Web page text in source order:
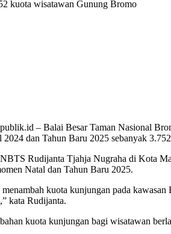
kuota wisatawan Gunung Bromo
– Balai Besar Taman Nasional
2024 dan Tahun Baru 2025 sebanyak
Rudijanta Tjahja Nugraha di Kota
Natal dan Tahun Baru 2025.
kuota kunjungan pada
kata Rudijanta.
kuota kunjungan bagi wisatawan